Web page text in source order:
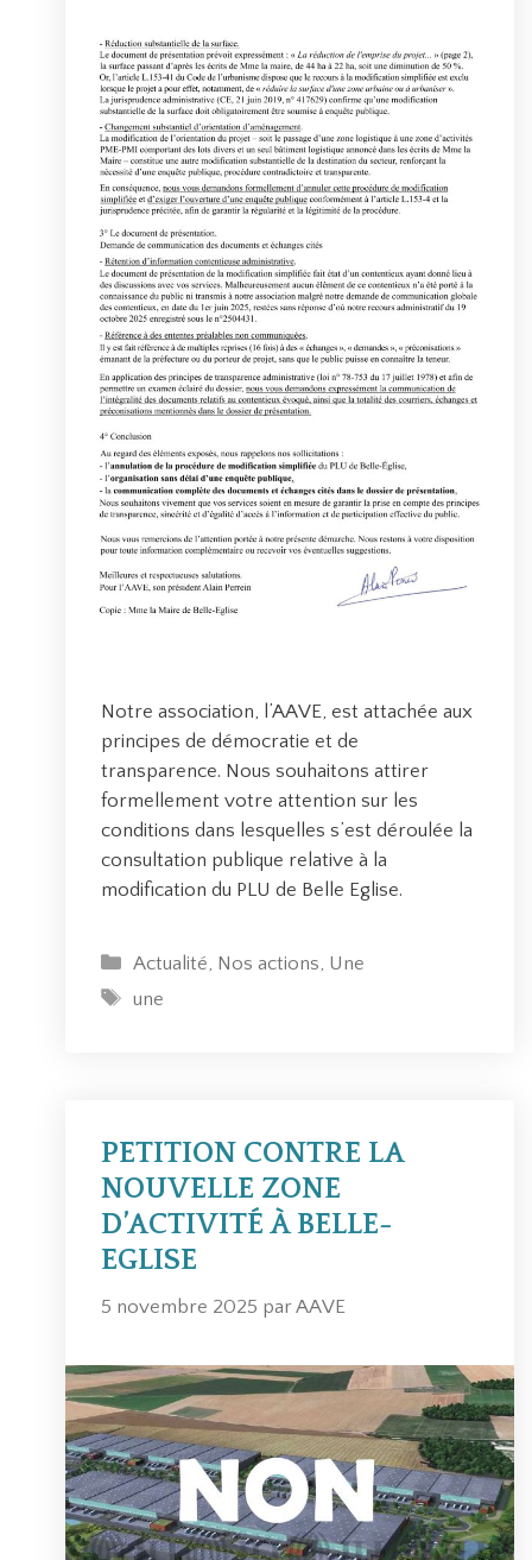
Notre association, l’AAVE, est attachée aux
principes de démocratie et de
transparence. Nous souhaitons attirer
formellement votre attention sur les
conditions dans lesquelles s’est déroulée la
consultation publique relative à la
modification du PLU de Belle Eglise.
C
r
i
e
s
Actualité, Nos actions, Une
É
e
t
t
e
s
une
PETITION CONTRE LA
NOUVELLE ZONE
D’ACTIVITÉ À BELLE-
EGLISE
5 novembre 2025 parAAVE